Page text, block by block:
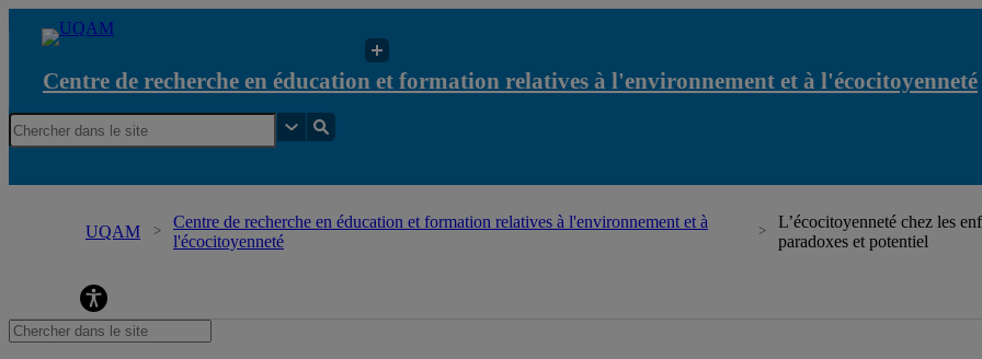
Centre de recherche en éducation et formation relatives à l'environnement et à l'écocitoyenneté
UQAM
Centre de recherche en éducation et formation relatives à l'environnement et à
l'écocitoyenneté
L’écocitoyenneté chez les
paradoxes et potentiel